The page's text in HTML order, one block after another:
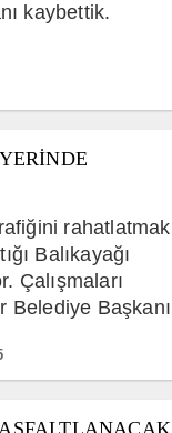
kaybettik.
rahatlatmak
Balıkayağı
Çalışmaları
Belediye Başkanı